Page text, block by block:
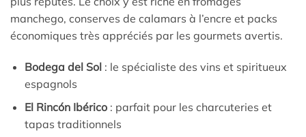
manchego, conserves de calamars à l’encre et packs
économiques très appréciés par les gourmets avertis.
Bodega del Sol: le spécialiste des vins et spiritueux
espagnols
El Rincón Ibérico: parfait pour les charcuteries et
tapas traditionnels